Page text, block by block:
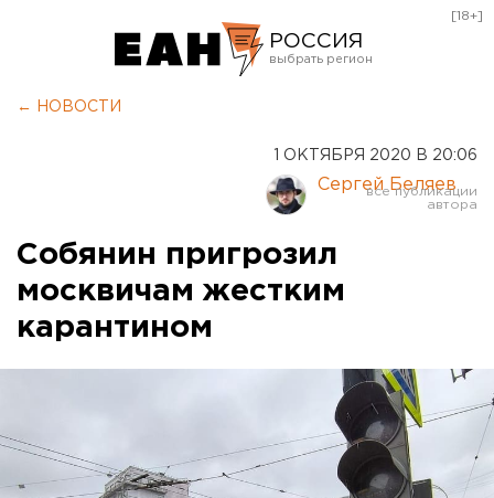
РОССИЯ
Курган
Оренбург
[18+]
← НОВОСТИ
1 ОКТЯБРЯ 2020 В 20:06
Сергей Беляев
Собянин пригрозил
москвичам жестким
карантином